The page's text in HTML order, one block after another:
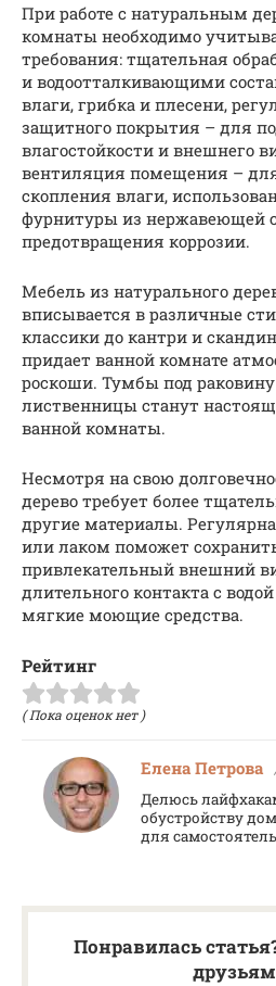
При работе с натуральным
комнаты необходимо
требования: тщательная
и водоотталкивающими
влаги, грибка и плесени,
защитного покрытия – для
влагостойкости и внешнего
вентиляция помещения –
скопления влаги,
фурнитуры из нержавеющей
предотвращения коррозии.
Мебель из натурального
вписывается в различные
классики до кантри и
придает ванной комнате
роскоши. Тумбы под
лиственницы станут
ванной комнаты.
Несмотря на свою
дерево требует более
другие материалы.
или лаком поможет
привлекательный внешний
длительного контакта с
мягкие моющие средства.
Рейтинг
( Пока оценок нет )
Елена Петрова
Делюсь
обустройству
для
Понравилась